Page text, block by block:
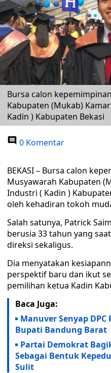
Bursa calon
Kabupaten (Mukab)
Kadin ) Kabupaten Bekasi
0 Komentar
BEKASI – Bursa calon
Musyawarah Kabupaten
Industri ( Kadin )
oleh kehadiran tokoh
Salah satunya, Patrick
berusia 33 tahun yang
direksi sekaligus.
Dia menyatakan
perspektif baru dan ikut
pemilihan ketua Kadin
Baca Juga:
Manuver Senyap
Bupati Bandung Barat
Partai Demokrat
Sebagai Bentuk
Sulit